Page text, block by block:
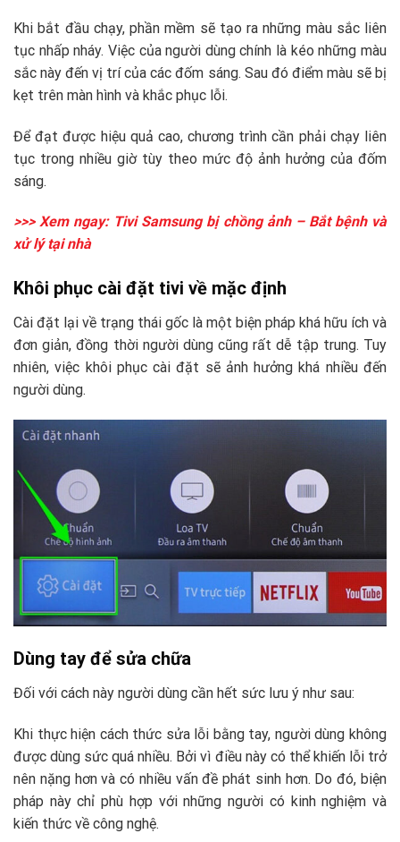
Khi bắt đầu chạy, phần mềm sẽ tạo ra những màu sắc liên
tục nhấp nháy. Việc của người dùng chính là kéo những màu
sắc này đến vị trí của các đốm sáng. Sau đó điểm màu sẽ bị
kẹt trên màn hình và khắc phục lỗi.
Để đạt được hiệu quả cao, chương trình cần phải chạy liên
tục trong nhiều giờ tùy theo mức độ ảnh hưởng của đốm
sáng.
>>> Xem ngay: Tivi Samsung bị chồng ảnh – Bắt bệnh và
xử lý tại nhà
Khôi phục cài đặt tivi về mặc định
Cài đặt lại về trạng thái gốc là một biện pháp khá hữu ích và
đơn giản, đồng thời người dùng cũng rất dễ tập trung. Tuy
nhiên, việc khôi phục cài đặt sẽ ảnh hưởng khá nhiều đến
người dùng.
Dùng tay để sửa chữa
Đối với cách này người dùng cần hết sức lưu ý như sau:
Khi thực hiện cách thức sửa lỗi bằng tay, người dùng không
được dùng sức quá nhiều. Bởi vì điều này có thể khiến lỗi trở
nên nặng hơn và có nhiều vấn đề phát sinh hơn. Do đó, biện
pháp này chỉ phù hợp với những người có kinh nghiệm và
kiến thức về công nghệ.